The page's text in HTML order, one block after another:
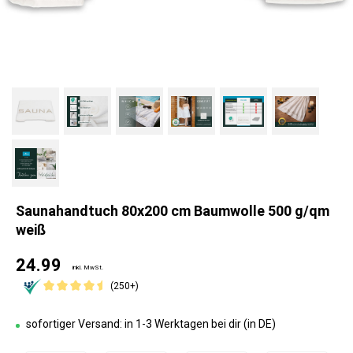
Saunahandtuch 80x200 cm Baumwolle 500 g/qm
weiß
24.99 inkl. MwSt.
(250+)
sofortiger Versand: in 1-3 Werktagen bei dir (in DE)